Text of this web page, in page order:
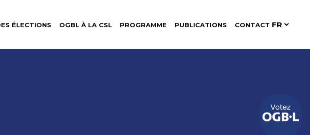
ÉLECTIONS OGBL À LA CSL PROGRAMME PUBLICATIONS CONTACT